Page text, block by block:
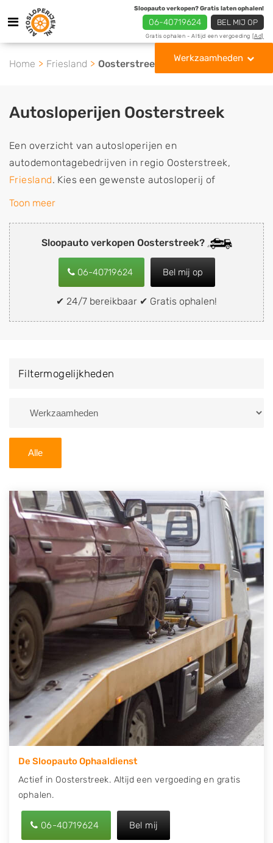
Sloopauto verkopen? Gratis laten ophalen!
06-40719624 BEL MIJ OP
Gratis ophalen - Altijd een vergoeding [Ad]
Werkzaamheden
Home Friesland Oosterstreek
Sloopauto verkopen Oosterstreek?
06-40719624 Bel mij op
✔ 24/7 bereikbaar ✔ Gratis ophalen!
Autosloperijen Oosterstreek
Een overzicht van autosloperijen en
autodemontagebedrijven in regio Oosterstreek,
Friesland. Kies een gewenste autosloperij of
autosloop uit de lijst die gespecialiseerd is in de
onderdelen of in de inkoop van sloopauto's,
schadeauto's en tweedehands auto's (ook zonder apk
keuring). Wilt u uw auto, camper, vrachtwagen, motor
of brommobiel snel en eenvoudig verkopen aan een
demontagebedrijf in de buurt, deze zelf wegbrengen
naar de sloop of deze liever laten ophalen op een
van Oosterstreek en ontvang een vergoeding voor uw
Zoekt u liever naar een sloperij in een andere plaats of
U kunt er ook voor kiezen om direct uw sloopauto te
verkopen en op te laten halen door de Sloopauto
Ophaaldienst van Autosloperijen.nl. Wij kunnen uw
auto gratis ophalen in Oosterstreek. Neem
telefonisch contact op of maak een terugbelafspraak.
Wilt u direct een tweedehands auto onderdelen
offerte aanvragen? Dat kan via de Onderdelenlijn! Vul
uw kenteken in en druk op verzenden.
Wij kunnen u helpen met de inkoop van auto's van
eigenlijk alle merken, zoals Alfa Romeo, Audi, BMW,
Chevrolet, Citroën, Dacia, Fiat, Ford, Honda, Hyundai,
Kia, Mazda, Mercedes Benz, Mitsubishi, Nissan, Opel,
Peugeot, Porsche, Renault, Seat, Skoda, Suzuki, Tesla,
Toyota, Volkswagen en Volvo.
Toon meer
Filtermogelijkheden
Alle
De Sloopauto Ophaaldienst
Actief in Oosterstreek. Altijd een vergoeding en gratis
ophalen.
06-40719624 Bel mij